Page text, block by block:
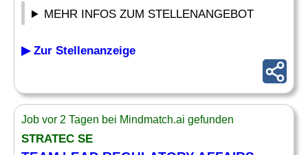
MEHR INFOS ZUM STELLENANGEBOT
▶ Zur Stellenanzeige
Job vor 2 Tagen bei Mindmatch.ai gefunden
STRATEC SE